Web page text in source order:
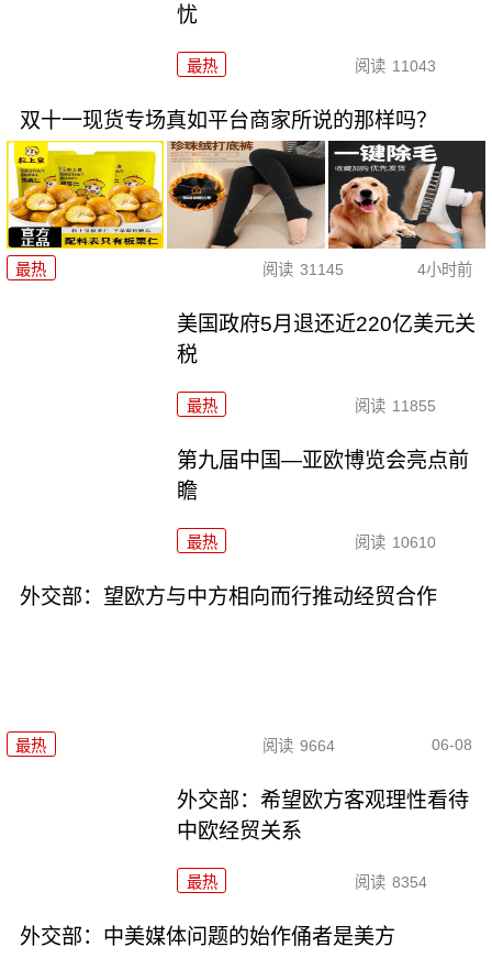
忧
最热 阅读 11043
双十一现货专场真如平台商家所说的那样吗？
最热 阅读 31145 4小时前
美国政府5月退还近220亿美元关
税
最热 阅读 11855
第九届中国—亚欧博览会亮点前
瞻
最热 阅读 10610
外交部：望欧方与中方相向而行推动经贸合作
最热 阅读 9664 06-08
外交部：希望欧方客观理性看待
中欧经贸关系
最热 阅读 8354
外交部：中美媒体问题的始作俑者是美方